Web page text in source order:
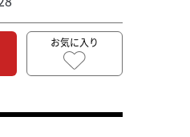
お気に入り